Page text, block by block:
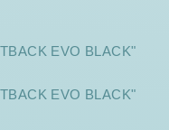
EVO BLACK"
EVO BLACK"